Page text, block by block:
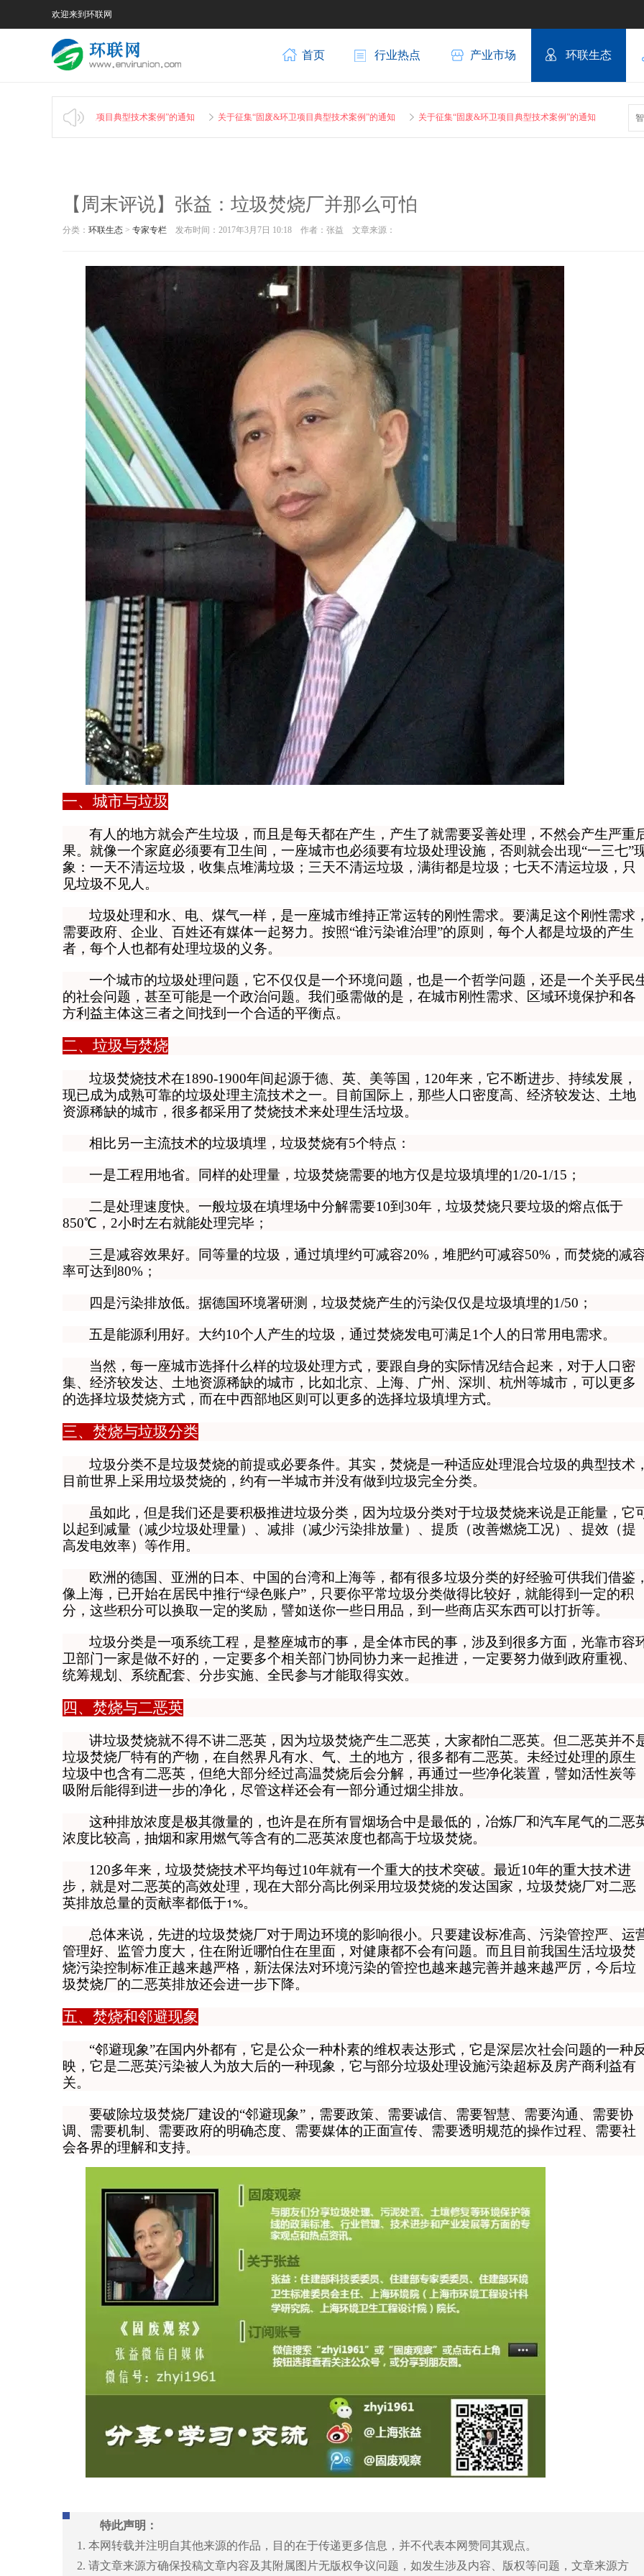
欢迎来到环联网
首页 行业热点 产业市场 环联生态
“固废&环卫项目典型技术案例”的通知 关于征集“固废&环卫项目典型技术案例”的通知 关于征集“固废&环卫项目典型技术案例”的通知 关于征集“固废&
【周末评说】张益：垃圾焚烧厂并那么可怕
分类： 环联生态 > 专家专栏 发布时间：2017年3月7日 10:18 作者：张益 文章来源：
一、城市与垃圾
有人的地方就会产生垃圾，而且是每天都在产生，产生了就需要妥善处理，不然会产生严重
果。 就像一个家庭必须要有卫生间，一座城市也必须要有垃圾处理设施 ，否则就会出现“一三七”
象： 一天不清运垃圾，收集点堆满垃圾；三天不清运垃圾，满街都是垃圾；七天不清运垃圾，只
见垃圾不见人。
垃圾处理和水、电、煤气一样，是一座城市维持正常运转的刚性需求。要满足这个刚性需求
需要政府、企业、百姓还有媒体一起努力。 按照“谁污染谁治理”的原则，每个人都是垃圾的产生
者，每个人也都有处理垃圾的义务。
一个城市的垃圾处理问题，它不仅仅是一个环境问题，也是一个哲学问题，还是一个关乎民
的社会问题，甚至可能是一个政治问题。我们亟需做的是，在城市刚性需求、区域环境保护和各
方利益主体这三者之间找到一个合适的平衡点。
二、垃圾与焚烧
垃圾焚烧技术在1890-1900年间起源于德、英、美等国，120年来，它不断进步、持续发展，
现已成为成熟可靠的垃圾处理主流技术之一。
目前国际上，那些人口密度高、经济较发达、土地
资源稀缺的城市，很多都采用了焚烧技术来处理生活垃圾。
相比另一主流技术的垃圾填埋，垃圾焚烧有5个特点：
一是工程用地省。 同样的处理量，垃圾焚烧需要的地方仅是垃圾填埋的1/20-1/15；
二是处理速度快。 一般垃圾在填埋场中分解需要10到30年，垃圾焚烧只要垃圾的熔点低于
850℃，2小时左右就能处理完毕；
三是减容效果好。
同等量的垃圾，通过填埋约可减容20%，堆肥约可减容50%，而焚烧的减
率可达到80%；
四是污染排放低。 据德国环境署研测，垃圾焚烧产生的污染仅仅是垃圾填埋的1/50；
五是能源利用好。 大约10个人产生的垃圾，通过焚烧发电可满足1个人的日常用电需求。
当然， 每一座城市选择什么样的垃圾处理方式，要跟自身的实际情况结合起来 ，对于人口密
集、经济较发达、土地资源稀缺的城市，比如北京、上海、广州、深圳、杭州等城市，可以更多
的选择垃圾焚烧方式，而在中西部地区则可以更多的选择垃圾填埋方式。
三、焚烧与垃圾分类
垃圾分类不是垃圾焚烧的前提或必要条件。其实，焚烧是一种适应处理混合垃圾的典型技术
目前世界上采用垃圾焚烧的，约有一半城市并没有做到垃圾完全分类。
虽如此，但是我们还是要积极推进垃圾分类，因为垃圾分类对于垃圾焚烧来说是正能量，它
以起到减量（减少垃圾处理量）、减排（减少污染排放量）、提质（改善燃烧工况）、提效（提
高发电效率）等作用 。
欧洲的德国、亚洲的日本、中国的台湾和上海等，都有很多垃圾分类的好经验可供我们借鉴
像上海，已开始在居民中推行“绿色账户” ，只要你平常垃圾分类做得比较好，就能得到一定的积
分，这些积分可以换取一定的奖励，譬如送你一些日用品，到一些商店买东西可以打折等。
垃圾分类是一项系统工程，是整座城市的事，是全体市民的事，涉及到很多方面，光靠市容
卫部门一家是做不好的，一定要多个相关部门协同协力来一起推进，一定要努力做到政府重视、
统筹规划、系统配套、分步实施、全民参与才能取得实效。
四、焚烧与二恶英
讲垃圾焚烧就不得不讲二恶英，因为垃圾焚烧产生二恶英，大家都怕二恶英。但二恶英并不
垃圾焚烧厂特有的产物，在自然界凡有水、气、土的地方，很多都有二恶英。未经过处理的原生
垃圾中也含有二恶英，但绝大部分经过高温焚烧后会分解，再通过一些净化装置，譬如活性炭等
吸附后能得到进一步的净化，尽管这样还会有一部分通过烟尘排放。
这种排放浓度是极其微量的，也许是在所有冒烟场合中是最低的，冶炼厂和汽车尾气的二恶
浓度比较高，抽烟和家用燃气等含有的二恶英浓度也都高于垃圾焚烧。
120多年来，垃圾焚烧技术平均每过10年就有一个重大的技术突破。最近10年的重大技术进
步，就是对二恶英的高效处理， 现在大部分高比例采用垃圾焚烧的发达国家，垃圾焚烧厂对二恶
英排放总量的贡献率都低于1%。
总体来说， 先进的垃圾焚烧厂对于周边环境的影响很小。
只要建设标准高、污染管控严、运
管理好、监管力度大，住在附近哪怕住在里面，对健康都不会有问题。而且目前我国生活垃圾焚
烧污染控制标准正越来越严格，新法保法对环境污染的管控也越来越完善并越来越严厉，今后垃
圾焚烧厂的二恶英排放还会进一步下降。
五、焚烧和邻避现象
“邻避现象”在国内外都有，它是公众一种朴素的维权表达形式，它是深层次社会问题的一种
映，它是二恶英污染被人为放大后的一种现象，它与部分垃圾处理设施污染超标及房产商利益有
关。
要破除垃圾焚烧厂建设的“邻避现象”，需要政策、需要诚信、需要智慧、需要沟通、需要协
调、需要机制、需要政府的明确态度、需要媒体的正面宣传、需要透明规范的操作过程、需要社
会各界的理解和支持。
特此声明：
1. 本网转载并注明自其他来源的作品，目的在于传递更多信息，并不代表本网赞同其观点。
2. 请文章来源方确保投稿文章内容及其附属图片无版权争议问题，如发生涉及内容、版权等问题，文章来源方